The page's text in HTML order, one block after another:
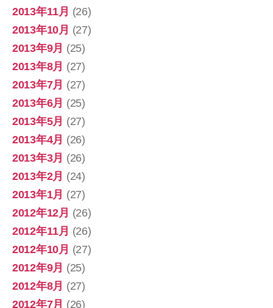
2013年11月 (26)
2013年10月 (27)
2013年9月 (25)
2013年8月 (27)
2013年7月 (27)
2013年6月 (25)
2013年5月 (27)
2013年4月 (26)
2013年3月 (26)
2013年2月 (24)
2013年1月 (27)
2012年12月 (26)
2012年11月 (26)
2012年10月 (27)
2012年9月 (25)
2012年8月 (27)
2012年7月 (26)